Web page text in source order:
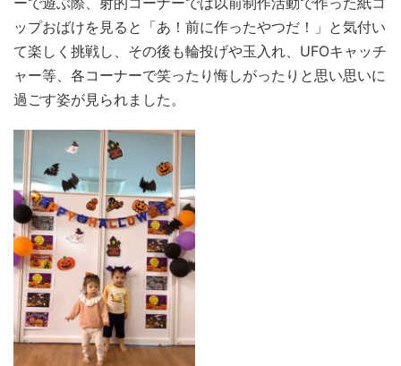
ップおばけを見ると「あ！前に作ったやつだ！」と気付い
て楽しく挑戦し、その後も輪投げや玉入れ、UFOキャッチ
ャー等、各コーナーで笑ったり悔しがったりと思い思いに
過ごす姿が見られました。